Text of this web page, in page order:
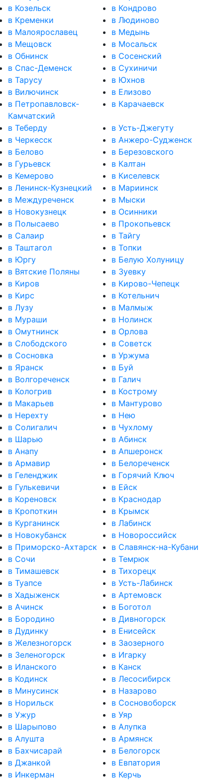
в Козельск
в Кондрово
в Кременки
в Людиново
в Малоярославец
в Медынь
в Мещовск
в Мосальск
в Обнинск
в Сосенский
в Спас-Деменск
в Сухиничи
в Тарусу
в Юхнов
в Вилючинск
в Елизово
в Петропавловск-
Камчатский
в Карачаевск
в Теберду
в Усть-Джегуту
в Черкесск
в Анжеро-Судженск
в Белово
в Березовского
в Гурьевск
в Калтан
в Кемерово
в Киселевск
в Ленинск-Кузнецкий
в Мариинск
в Междуреченск
в Мыски
в Новокузнецк
в Осинники
в Полысаево
в Прокопьевск
в Салаир
в Тайгу
в Таштагол
в Топки
в Юргу
в Белую Холуницу
в Вятские Поляны
в Зуевку
в Киров
в Кирово-Чепецк
в Кирс
в Котельнич
в Лузу
в Малмыж
в Мураши
в Нолинск
в Омутнинск
в Орлова
в Слободского
в Советск
в Сосновка
в Уржума
в Яранск
в Буй
в Волгореченск
в Галич
в Кологрив
в Кострому
в Макарьев
в Мантурово
в Нерехту
в Нею
в Солигалич
в Чухлому
в Шарью
в Абинск
в Анапу
в Апшеронск
в Армавир
в Белореченск
в Геленджик
в Горячий Ключ
в Гулькевичи
в Ейск
в Кореновск
в Краснодар
в Кропоткин
в Крымск
в Курганинск
в Лабинск
в Новокубанск
в Новороссийск
в Приморско-Ахтарск
в Славянск-на-Кубани
в Сочи
в Темрюк
в Тимашевск
в Тихорецк
в Туапсе
в Усть-Лабинск
в Хадыженск
в Артемовск
в Ачинск
в Боготол
в Бородино
в Дивногорск
в Дудинку
в Енисейск
в Железногорск
в Заозерного
в Зеленогорск
в Игарку
в Иланского
в Канск
в Кодинск
в Лесосибирск
в Минусинск
в Назарово
в Норильск
в Сосновоборск
в Ужур
в Уяр
в Шарыпово
в Алупка
в Алушта
в Армянск
в Бахчисарай
в Белогорск
в Джанкой
в Евпатория
в Инкерман
в Керчь